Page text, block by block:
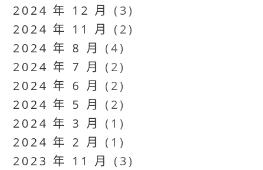
2024 年 12 月 (3)
2024 年 11 月 (2)
2024 年 8 月 (4)
2024 年 7 月 (2)
2024 年 6 月 (2)
2024 年 5 月 (2)
2024 年 3 月 (1)
2024 年 2 月 (1)
2023 年 11 月 (3)